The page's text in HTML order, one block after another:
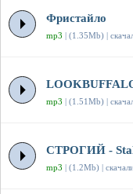
Фристайло
mp3 | (1.35Mb) |
mp3 | (1.51Mb) |
СТРОГИЙ -
mp3 | (1.2Mb) |